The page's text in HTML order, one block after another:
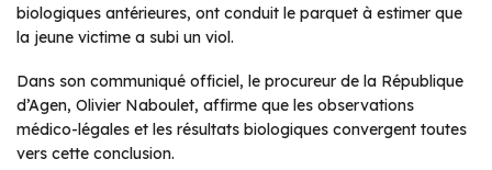
biologiques antérieures, ont conduit le parquet à estimer que
la jeune victime a subi un viol.
Dans son communiqué officiel, le procureur de la République
d’Agen, Olivier Naboulet, affirme que les observations
médico-légales et les résultats biologiques convergent toutes
vers cette conclusion.